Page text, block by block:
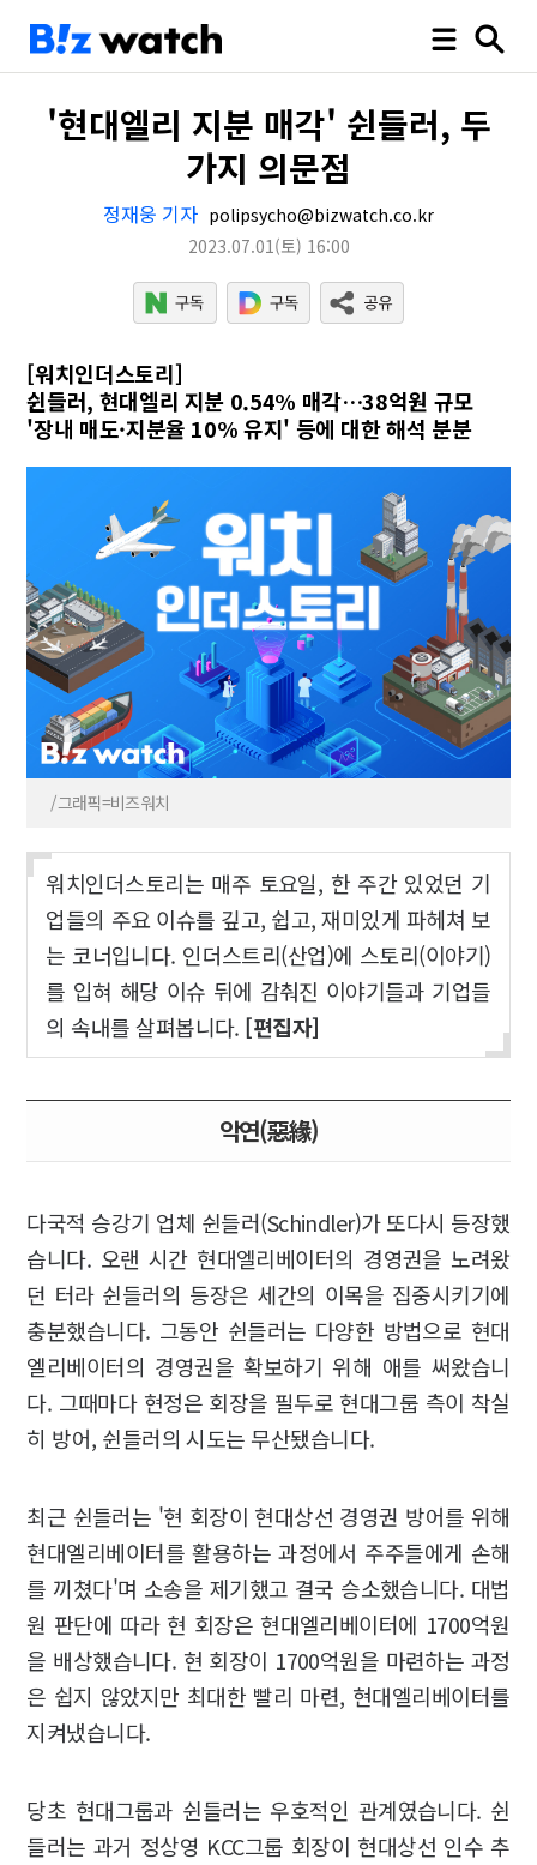
'현대엘리 지분 매각' 쉰들러, 두
가지 의문점
정재웅 기자 polipsycho@bizwatch.co.kr
2023.07.01(토) 16:00
[워치인더스토리]
쉰들러, 현대엘리 지분 0.54% 매각…38억원 규모
'장내 매도·지분율 10% 유지' 등에 대한 해석 분분
/그래픽=비즈워치
워치인더스토리는 매주 토요일, 한 주간 있었던 기
업들의 주요 이슈를 깊고, 쉽고, 재미있게 파헤쳐 보
는 코너입니다. 인더스트리(산업)에 스토리(이야기)
를 입혀 해당 이슈 뒤에 감춰진 이야기들과 기업들
의 속내를 살펴봅니다. [편집자]
악연(惡緣)
다국적 승강기 업체 쉰들러(Schindler)가 또다시 등장했
습니다. 오랜 시간 현대엘리베이터의 경영권을 노려왔
던 터라 쉰들러의 등장은 세간의 이목을 집중시키기에
충분했습니다. 그동안 쉰들러는 다양한 방법으로 현대
엘리베이터의 경영권을 확보하기 위해 애를 써왔습니
다. 그때마다 현정은 회장을 필두로 현대그룹 측이 착실
히 방어, 쉰들러의 시도는 무산됐습니다.
최근 쉰들러는 '현 회장이 현대상선 경영권 방어를 위해
현대엘리베이터를 활용하는 과정에서 주주들에게 손해
를 끼쳤다'며 소송을 제기했고 결국 승소했습니다. 대법
원 판단에 따라 현 회장은 현대엘리베이터에 1700억원
을 배상했습니다. 현 회장이 1700억원을 마련하는 과정
은 쉽지 않았지만 최대한 빨리 마련, 현대엘리베이터를
지켜냈습니다.
당초 현대그룹과 쉰들러는 우호적인 관계였습니다. 쉰
들러는 과거 정상영 KCC그룹 회장이 현대상선 인수 추